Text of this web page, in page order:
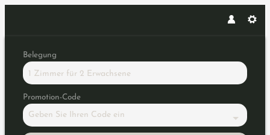
Belegung
1 Zimmer für 2 Erwachsene
Promotion-Code
Geben Sie Ihren Code ein